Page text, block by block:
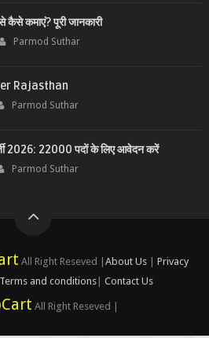
कमाएं? पूरी जानकारी
Parmod Suthar
Rajasthan
Parmod Suthar
2026: 22000 पदों के लिए आवेदन करें
Parmod Suthar
All Right Reseved | About Us| Privacy
Terms and conditions| Contact Us
All Right Reseved |